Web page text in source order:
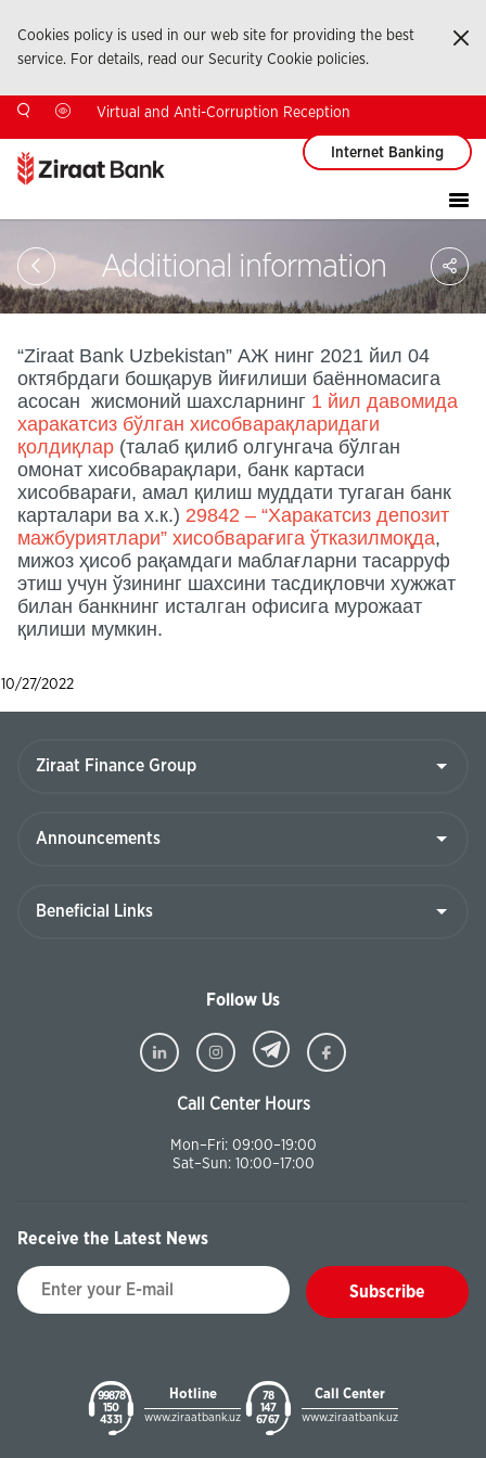
Cookies policy is used in our web site for providing the best
service. For details, read our Security Cookie policies.
Virtual and Anti-Corruption Reception
Internet Banking
Additional information
“Ziraat Bank Uzbekistan” АЖ нинг 2021 йил 04
октябрдаги бошқарув йиғилиши баённомасига
асосан жисмоний шахсларнинг 1 йил давомида
харакатсиз бўлган хисобварақларидаги
қолдиқлар (талаб қилиб олгунгача бўлган
омонат хисобварақлари, банк картаси
хисобварағи, амал қилиш муддати тугаган банк
карталари ва х.к.) 29842 – “Харакатсиз депозит
мажбуриятлари” хисобварағига ўтказилмоқда,
мижоз ҳисоб рақамдаги маблағларни тасарруф
этиш учун ўзининг шахсини тасдиқловчи хужжат
билан банкнинг исталган офисига мурожаат
қилиши мумкин.
10/27/2022
Follow Us
Call Center Hours
Mon–Fri: 09:00–19:00
Sat–Sun: 10:00–17:00
Receive the Latest News
Subscribe
99878
150
43 31
Hotline
www.ziraatbank.uz
78
147
67 67
Call Center
www.ziraatbank.uz